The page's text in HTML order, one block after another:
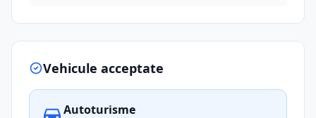
Vehicule acceptate
Autoturisme